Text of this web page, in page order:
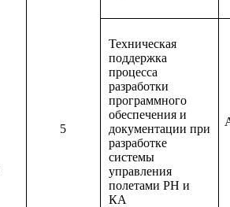
5
Техническая
поддержка
процесса
разработки
программного
обеспечения и
документации при
разработке
системы
управления
полетами РН и
КА